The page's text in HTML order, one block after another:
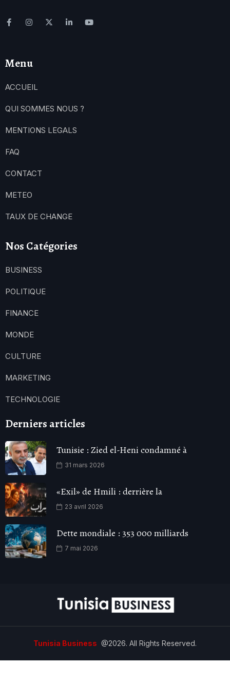
Menu
ACCUEIL
QUI SOMMES NOUS ?
MENTIONS LEGALS
FAQ
CONTACT
METEO
TAUX DE CHANGE
Nos Catégories
BUSINESS
POLITIQUE
FINANCE
MONDE
CULTURE
MARKETING
TECHNOLOGIE
Derniers articles
Tunisie : Zied el-Heni condamné à
31 mars 2026
«Exil» de Hmili : derrière la
23 avril 2026
Dette mondiale : 353 000 milliards
7 mai 2026
Tunisia Business @2026. All Rights Reserved.